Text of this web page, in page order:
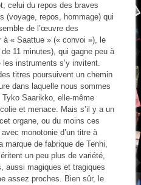
celui du repos des braves
(voyage, repos, hommage) qui
de l’œuvre des
« Saattue » (« convoi »), le
11 minutes), qui gagne peu à
instruments s’y invitent.
titres poursuivent un chemin
dans laquelle nous sommes
Saarikko, elle-même
et menace. Mais s’il y a un
organe, ou du moins ces
monotonie d’un titre à
marque de fabrique de Tenhi,
un peu plus de variété,
aussi magiques et tragiques
assez proches. Bien sûr, le